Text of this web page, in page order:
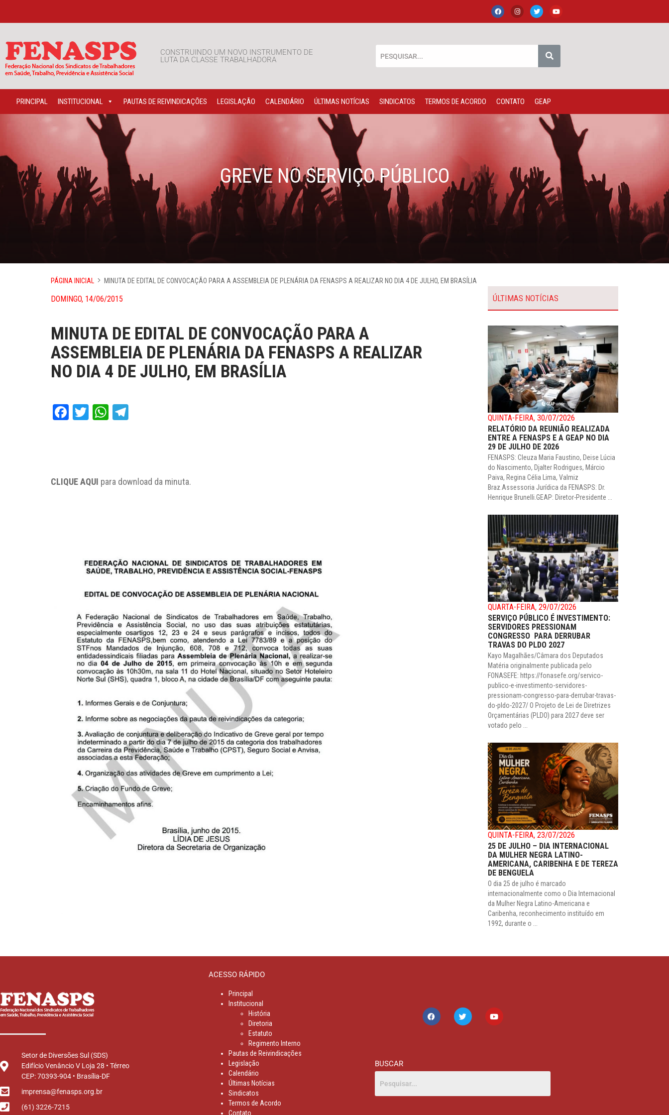
CONSTRUINDO UM NOVO INSTRUMENTO DE
LUTA DA CLASSE TRABALHADORA
PRINCIPAL INSTITUCIONAL PAUTAS DE REIVINDICAÇÕES LEGISLAÇÃO CALENDÁRIO ÚLTIMAS NOTÍCIAS SINDICATOS TERMOS DE ACORDO CONTATO GEAP
GREVE NO SERVIÇO PÚBLICO
PÁGINA INICIAL MINUTA DE EDITAL DE CONVOCAÇÃO PARA A ASSEMBLEIA DE PLENÁRIA DA FENASPS A REALIZAR NO DIA 4 DE JULHO, EM BRASÍLIA
DOMINGO, 14/06/2015
MINUTA DE EDITAL DE CONVOCAÇÃO PARA A
ASSEMBLEIA DE PLENÁRIA DA FENASPS A REALIZAR
NO DIA 4 DE JULHO, EM BRASÍLIA
Facebook
TwitterWhatsApp
CLIQUE AQUI para download da minuta.
ÚLTIMAS NOTÍCIAS
QUINTA-FEIRA, 30/07/2026
RELATÓRIO DA REUNIÃO REALIZADA
ENTRE A FENASPS E A GEAP NO DIA
29 DE JULHO DE 2026
FENASPS: Cleuza Maria Faustino, Deise Lúcia
do Nascimento, Djalter Rodrigues, Márcio
Paiva, Regina Célia Lima, Valmiz
Braz.Assessoria Jurídica da FENASPS: Dr.
Henrique Brunelli.GEAP: Diretor-Presidente ...
QUARTA-FEIRA, 29/07/2026
SERVIÇO PÚBLICO É INVESTIMENTO:
SERVIDORES PRESSIONAM
CONGRESSO PARA DERRUBAR
TRAVAS DO PLDO 2027
Kayo Magalhães/Câmara dos Deputados
Matéria originalmente publicada pelo
FONASEFE: https://fonasefe.org/servico-
publico-e-investimento-servidores-
pressionam-congresso-para-derrubar-travas-
do-pldo-2027/ O Projeto de Lei de Diretrizes
Orçamentárias (PLDO) para 2027 deve ser
votado pelo ...
QUINTA-FEIRA, 23/07/2026
25 DE JULHO – DIA INTERNACIONAL
DA MULHER NEGRA LATINO-
AMERICANA, CARIBENHA E DE TEREZA
DE BENGUELA
O dia 25 de julho é marcado
internacionalmente como o Dia Internacional
da Mulher Negra Latino-Americana e
Caribenha, reconhecimento instituído em
1992, durante o ...
Setor de Diversões Sul (SDS)
Edifício Venâncio V Loja 28 • Térreo
CEP: 70393-904 • Brasília-DF
imprensa@fenasps.org.br
(61) 3226-7215
ACESSO RÁPIDO
Principal
Institucional
História
Diretoria
Estatuto
Regimento Interno
Pautas de Reivindicações
Legislação
Calendário
Últimas Notícias
Sindicatos
Termos de Acordo
Contato
BUSCAR